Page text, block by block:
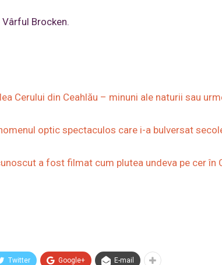
Brocken.
Cerului din Ceahlău – minuni ale naturii sau
optic spectaculos care i-a bulversat
a fost filmat cum plutea undeva pe cer în
Twitter Google+ E-mail